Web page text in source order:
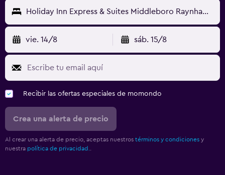
Holiday Inn Express & Suites Middleboro Raynham By IHG
vie. 14/8 sáb. 15/8
Recibir las ofertas especiales de momondo
Crea una alerta de precio
Al crear una alerta de precio, aceptas nuestros términos y condiciones y
nuestra política de privacidad.